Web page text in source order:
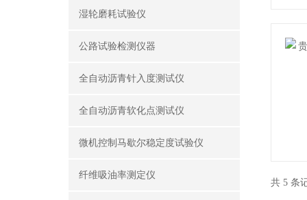
湿轮磨耗试验仪
公路试验检测仪器
全自动沥青针入度测试仪
全自动沥青软化点测试仪
微机控制马歇尔稳定度试验仪
纤维吸油率测定仪
共 5 条